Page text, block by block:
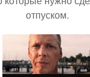
отпуском.